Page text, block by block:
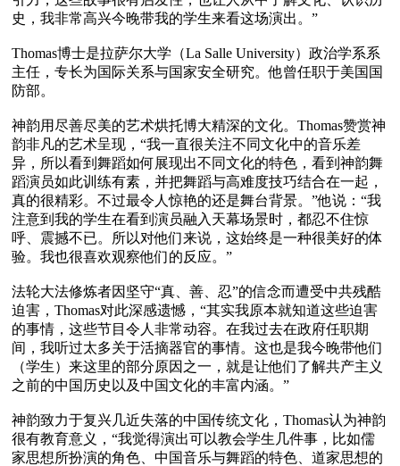
史，我非常高兴今晚带我的学生来看这场演出。”
Thomas博士是拉萨尔大学（La Salle University）政治学系系
主任，专长为国际关系与国家安全研究。他曾任职于美国国
防部。
神韵用尽善尽美的艺术烘托博大精深的文化。Thomas赞赏神
韵非凡的艺术呈现，“我一直很关注不同文化中的音乐差
异，所以看到舞蹈如何展现出不同文化的特色，看到神韵舞
蹈演员如此训练有素，并把舞蹈与高难度技巧结合在一起，
真的很精彩。不过最令人惊艳的还是舞台背景。”他说：“我
注意到我的学生在看到演员融入天幕场景时，都忍不住惊
呼、震撼不已。所以对他们来说，这始终是一种很美好的体
验。我也很喜欢观察他们的反应。”
法轮大法修炼者因坚守“真、善、忍”的信念而遭受中共残酷
迫害，Thomas对此深感遗憾，“其实我原本就知道这些迫害
的事情，这些节目令人非常动容。在我过去在政府任职期
间，我听过太多关于活摘器官的事情。这也是我今晚带他们
（学生）来这里的部分原因之一，就是让他们了解共产主义
之前的中国历史以及中国文化的丰富内涵。”
神韵致力于复兴几近失落的中国传统文化，Thomas认为神韵
很有教育意义，“我觉得演出可以教会学生几件事，比如儒
家思想所扮演的角色、中国音乐与舞蹈的特色、道家思想的